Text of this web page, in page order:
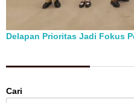
Delapan Prioritas Jadi Fokus
Cari